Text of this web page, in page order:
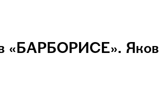
в «БАРБОРИСЕ». Яков